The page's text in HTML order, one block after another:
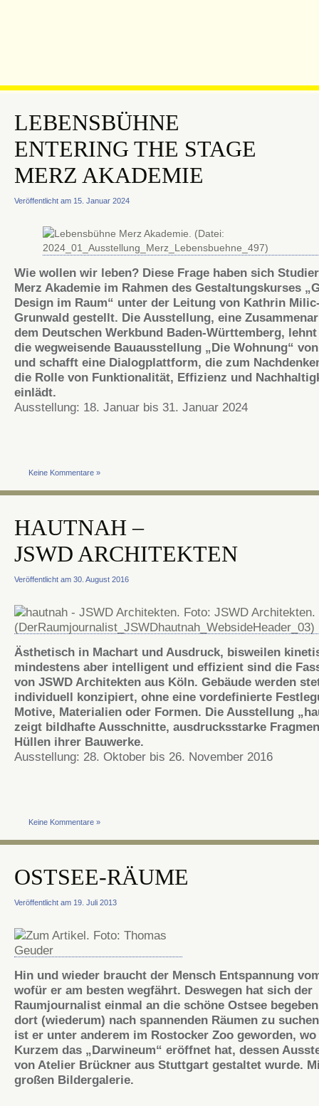
LEBENSBÜHNE
ENTERING THE STAGE
MERZ AKADEMIE
Veröffentlicht am 15. Januar 2024
Wie wollen wir leben? Diese Frage haben sich
Merz Akademie im Rahmen des Gestaltungskurses
Design im Raum“ unter der Leitung von Kathrin
Grunwald gestellt. Die Ausstellung, eine
dem Deutschen Werkbund Baden-Württemberg,
die wegweisende Bauausstellung „Die Wohnung“
und schafft eine Dialogplattform, die zum
die Rolle von Funktionalität, Effizienz und
einlädt.
Ausstellung: 18. Januar bis 31. Januar 2024
Keine Kommentare »
HAUTNAH –
JSWD ARCHITEKTEN
Veröffentlicht am 30. August 2016
Ästhetisch in Machart und Ausdruck, bisweilen
mindestens aber intelligent und effizient sind die
von JSWD Architekten aus Köln. Gebäude werden
individuell konzipiert, ohne eine vordefinierte
Motive, Materialien oder Formen. Die Ausstellung
zeigt bildhafte Ausschnitte, ausdrucksstarke
Hüllen ihrer Bauwerke.
Ausstellung: 28. Oktober bis 26. November 2016
Keine Kommentare »
OSTSEE-RÄUME
Veröffentlicht am 19. Juli 2013
Hin und wieder braucht der Mensch Entspannung
wofür er am besten wegfährt. Deswegen hat sich der
Raumjournalist einmal an die schöne Ostsee
dort (wiederum) nach spannenden Räumen zu
ist er unter anderem im Rostocker Zoo geworden,
Kurzem das „Darwineum“ eröffnet hat, dessen
von Atelier Brückner aus Stuttgart gestaltet wurde.
großen Bildergalerie.